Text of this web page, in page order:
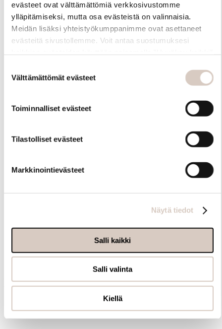
evästeet ovat välttämättömiä verkkosivustomme
ylläpitämiseksi, mutta osa evästeistä on valinnaisia.
Meidän lisäksi yhteistyökumppanimme ovat asettaneet
evästeitä sivustollemme. Voit antaa suostumuksesi
myöhemmin ”Evästeasetukset” -linkin kautta.
valinta
Välttämättömät evästeet
Toiminnalliset evästeet
Tilastolliset evästeet
Markkinointievästeet
Näytä tiedot
Salli kaikki
Salli valinta
Kiellä
Samankaltaisia tuotteita
Muut ostivat myös